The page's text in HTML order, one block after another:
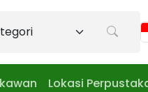
Lokasi